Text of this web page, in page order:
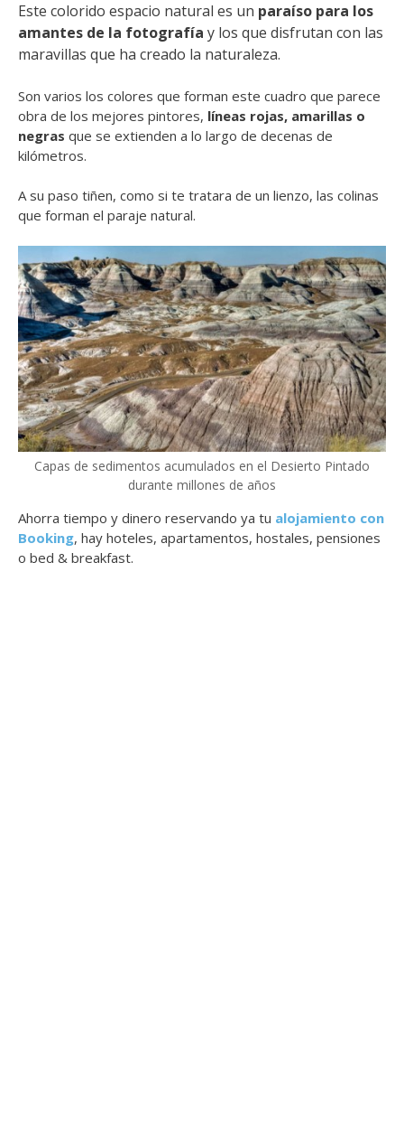
Este colorido espacio natural es un paraíso para los
amantes de la fotografía y los que disfrutan con las
maravillas que ha creado la naturaleza.
Son varios los colores que forman este cuadro que parece
obra de los mejores pintores, líneas rojas, amarillas o
negras que se extienden a lo largo de decenas de
kilómetros.
A su paso tiñen, como si te tratara de un lienzo, las colinas
que forman el paraje natural.
Capas de sedimentos acumulados en el Desierto Pintado
durante millones de años
Ahorra tiempo y dinero reservando ya tu alojamiento con
Booking, hay hoteles, apartamentos, hostales, pensiones
o bed & breakfast.